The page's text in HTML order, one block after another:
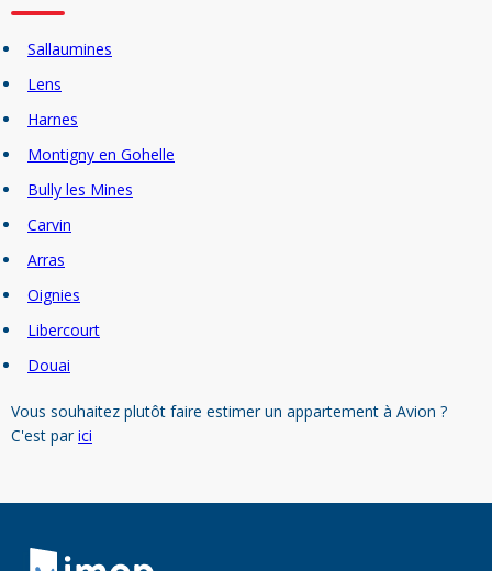
Sallaumines
Lens
Harnes
Montigny en Gohelle
Bully les Mines
Carvin
Arras
Oignies
Libercourt
Douai
Vous souhaitez plutôt faire estimer un appartement à Avion ?
C'est parici
Retour à la navigation principale